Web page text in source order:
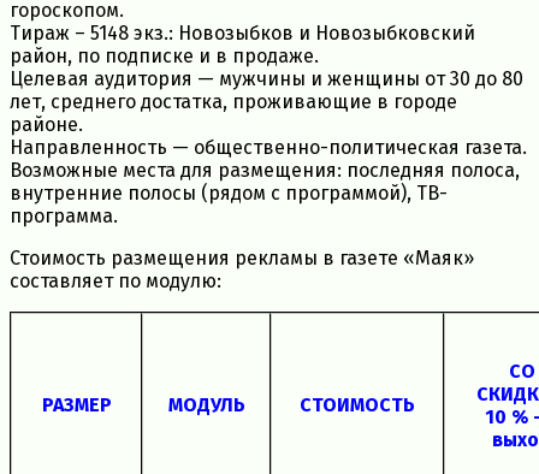
гороскопом.
Тираж – 5148 экз.: Новозыбков и Новозыбковский
район, по подписке и в продаже.
Целевая аудитория — мужчины и женщины от 30 до 80
лет, среднего достатка, проживающие в городе
районе.
Направленность — общественно-политическая газета.
Возможные места для размещения: последняя полоса,
внутренние полосы (рядом с программой), ТВ-
программа.
Стоимость размещения рекламы в газете «Маяк»
составляет по модулю:
РАЗМЕР МОДУЛЬ СТОИМОСТЬ
СО
10 %